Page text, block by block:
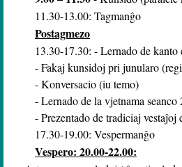
11.30-13.00: Tagmanĝo
Postagmezo
13.30-17.30: - Lernado de kanto
- Fakaj kunsidoj pri junularo
- Konversacio (iu temo)
- Lernado de la vjetnama seanco
- Prezentado de tradiciaj vestaĵoj
17.30-19.00: Vespermanĝo
Vespero: 20.00-22.00: